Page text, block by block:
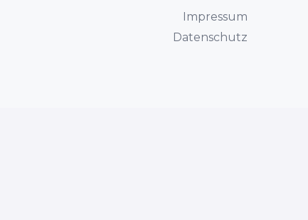
Impressum
Datenschutz